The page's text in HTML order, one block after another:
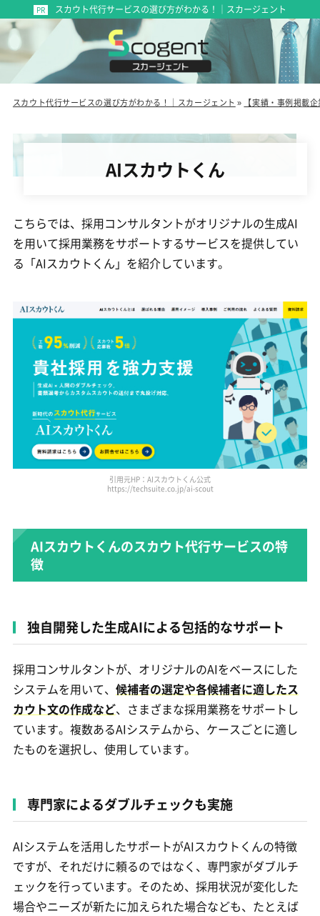
スカウト代行サービスの選び方がわかる！｜スカージェント
スカウト代行サービスの選び方がわかる！｜スカージェント » 【実績・事例掲載
AIスカウトくん
こちらでは、採用コンサルタントがオリジナルの生成AI
を用いて採用業務をサポートするサービスを提供してい
る「AIスカウトくん」を紹介しています。
引用元HP：AIスカウトくん公式
https://techsuite.co.jp/ai-scout
AIスカウトくんのスカウト代行サービスの特
徴
独自開発した生成AIによる包括的なサポート
採用コンサルタントが、オリジナルのAIをベースにした
システムを用いて、 候補者の選定や各候補者に適したス
カウト文の作成など、さまざまな採用業務をサポートし
ています。複数あるAIシステムから、ケースごとに適し
たものを選択し、使用しています。
専門家によるダブルチェックも実施
AIシステムを活用したサポートがAIスカウトくんの特徴
ですが、それだけに頼るのではなく、専門家がダブルチ
ェックを行っています。そのため、採用状況が変化した
場合やニーズが新たに加えられた場合なども、たとえば